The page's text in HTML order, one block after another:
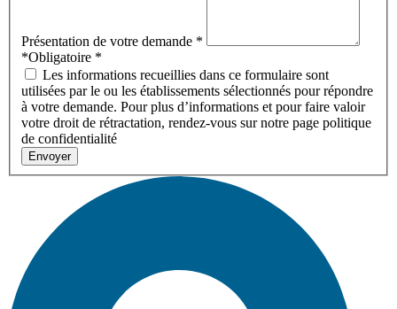
Présentation de votre demande *
*Obligatoire *
Les informations recueillies dans ce formulaire sont
utilisées par le ou les établissements sélectionnés pour répondre
à votre demande. Pour plus d’informations et pour faire valoir
votre droit de rétractation, rendez-vous sur notre page politique
de confidentialité
Envoyer